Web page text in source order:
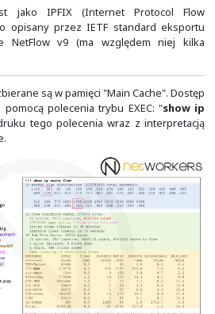
eksportuje dodatkowo informacje
prefiksu IP oraz dodała numer
przenoszony przepływ. O
coraz mniej popularna. Dzięki
jest w stanie wykryć
nie dotrzeć. Obsługuje tylko
Cache". W każdym pakiecie
ten zakłada, że
tylko na wejściu
realizowane jest z użyciem
od wersji 5 numerów
prawda retransmisji tych
problemów. Ich
lub zbyt duże
po drodze lub urządzenia